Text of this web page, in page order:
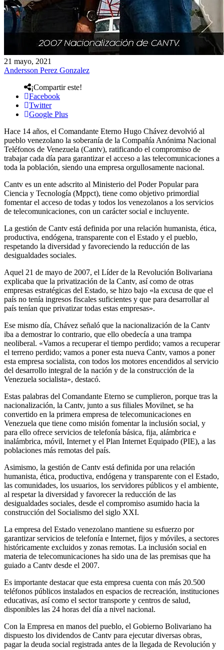
21 mayo, 2021
Andersson Perez Gonzalez
¡Compartir este!
Facebook
Twitter
Google Plus
Hace 14 años, el Comandante Eterno Hugo Chávez devolvió al
pueblo venezolano la soberanía de la Compañía Anónima Nacional
Teléfonos de Venezuela (Cantv), ratificando el compromiso de
trabajar cada día para garantizar el acceso a las telecomunicaciones a
toda la población, siendo una empresa orgullosamente nacional.
Cantv es un ente adscrito al Ministerio del Poder Popular para
Ciencia y Tecnología (Mppct), tiene como objetivo primordial
fomentar el acceso de todas y todos los venezolanos a los servicios
de telecomunicaciones, con un carácter social e incluyente.
La gestión de Cantv está definida por una relación humanista, ética,
productiva, endógena, transparente con el Estado y el pueblo,
respetando la diversidad y favoreciendo la reducción de las
desigualdades sociales.
Aquel 21 de mayo de 2007, el Líder de la Revolución Bolivariana
explicaba que la privatización de la Cantv, así como de otras
empresas estratégicas del Estado, se hizo bajo «la excusa de que el
país no tenía ingresos fiscales suficientes y que para desarrollar al
país tenían que privatizar todas estas empresas».
Ese mismo día, Chávez señaló que la nacionalización de la Cantv
iba a demostrar lo contrario, que ello obedecía a una trampa
neoliberal. «Vamos a recuperar el tiempo perdido; vamos a recuperar
el terreno perdido; vamos a poner esta nueva Cantv, vamos a poner
esta empresa socialista, con todos los motores encendidos al servicio
del desarrollo integral de la nación y de la construcción de la
Venezuela socialista», destacó.
Estas palabras del Comandante Eterno se cumplieron, porque tras la
nacionalización, la Cantv, junto a sus filiales Movilnet, se ha
convertido en la primera empresa de telecomunicaciones en
Venezuela que tiene como misión fomentar la inclusión social, y
para ello ofrece servicios de telefoní­a básica, fija, alámbrica e
inalámbrica, móvil, Internet y el Plan Internet Equipado (PIE), a las
poblaciones más remotas del país.
Asimismo, la gestión de Cantv está definida por una relación
humanista, ética, productiva, endógena y transparente con el Estado,
las comunidades, los usuarios, los servidores públicos y el ambiente,
al respetar la diversidad y favorecer la reducción de las
desigualdades sociales, desde el compromiso asumido hacia la
construcción del Socialismo del siglo XXI.
La empresa del Estado venezolano mantiene su esfuerzo por
garantizar servicios de telefonía e Internet, fijos y móviles, a sectores
históricamente excluidos y zonas remotas. La inclusión social en
materia de telecomunicaciones ha sido una de las premisas que ha
guiado a Cantv desde el 2007.
Es importante destacar que esta empresa cuenta con más 20.500
teléfonos públicos instalados en espacios de recreación, instituciones
educativas, así como el sector transporte y centros de salud,
disponibles las 24 horas del día a nivel nacional.
Con la Empresa en manos del pueblo, el Gobierno Bolivariano ha
dispuesto los dividendos de Cantv para ejecutar diversas obras,
pagar la deuda social registrada antes de la llegada de Revolución y